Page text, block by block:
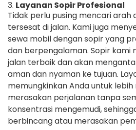
3. Layanan Sopir Profesional
Tidak perlu pusing mencari arah
tersesat di jalan. Kami juga
sewa mobil dengan sopir yang
dan berpengalaman. Sopir kami
jalan terbaik dan akan
aman dan nyaman ke tujuan.
memungkinkan Anda untuk lebih
merasakan perjalanan tanpa
konsentrasi mengemudi,
berbincang atau merasakan